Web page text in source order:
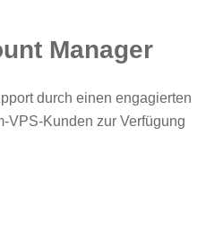
Manager
durch einen engagierten
VPS-Kunden zur Verfügung